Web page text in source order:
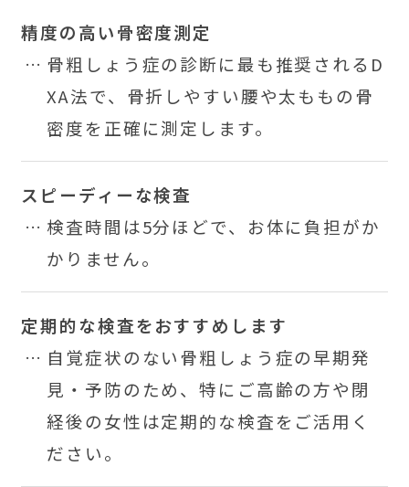
精度の高い骨密度測定
骨粗しょう症の診断に最も推奨されるD
XA法で、骨折しやすい腰や太ももの骨
密度を正確に測定します。
スピーディーな検査
検査時間は5分ほどで、お体に負担がか
かりません。
定期的な検査をおすすめします
自覚症状のない骨粗しょう症の早期発
見・予防のため、特にご高齢の方や閉
経後の女性は定期的な検査をご活用く
ださい。